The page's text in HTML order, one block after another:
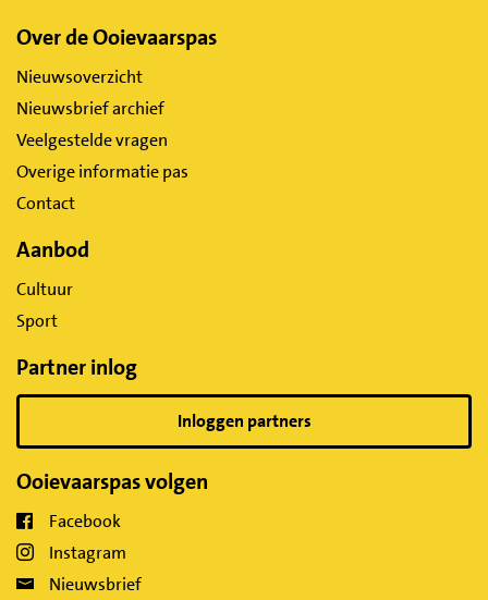
Belangrijke
links
Over de Ooievaarspas
Nieuwsoverzicht
Nieuwsbrief archief
Veelgestelde vragen
Overige informatie pas
Contact
Aanbod
Cultuur
Sport
Partner inlog
Inloggen partners
Ooievaarspas volgen
Facebook
Instagram
Nieuwsbrief